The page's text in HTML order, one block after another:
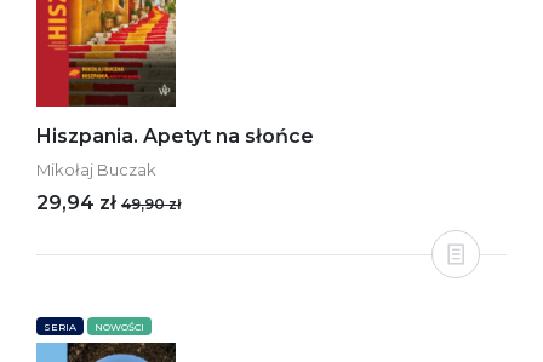
Hiszpania. Apetyt na słońce
Mikołaj Buczak
29,94 zł 49,90 zł
SERIA NOWOŚCI